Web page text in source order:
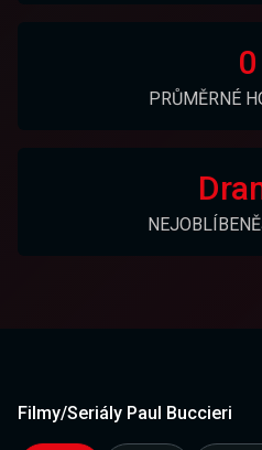
0
PRŮMĚRNÉ
Filmy/Seriály Paul Buccieri